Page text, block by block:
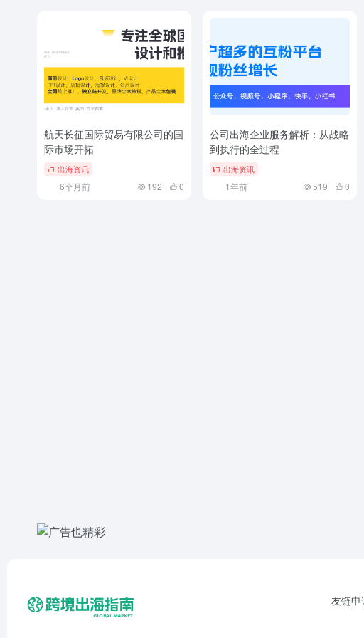
航天长征国际贸易有限公司的国
际市场开拓
出海资讯
6个月前 192 0
公司出海企业服务解析：从战略
到执行的全过程
出海资讯
1年前 519 0
友链申